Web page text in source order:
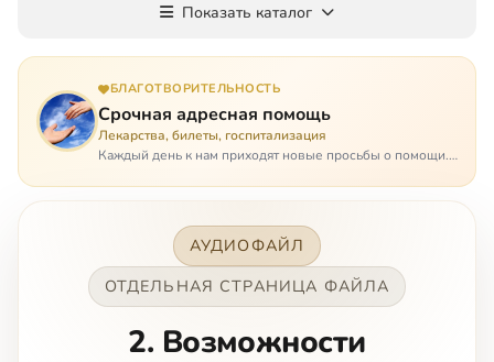
Показать каталог
БЛАГОТВОРИТЕЛЬНОСТЬ
Срочная адресная помощь
Лекарства, билеты, госпитализация
Каждый день к нам приходят новые просьбы о помощи.
она нужна была вчера: в приеме лекарств образовался
АУДИОФАЙЛ
ОТДЕЛЬНАЯ СТРАНИЦА ФАЙЛА
2. Возможности